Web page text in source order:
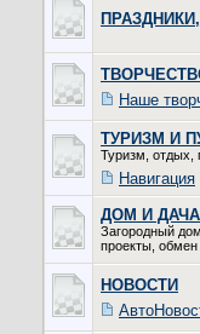
Наше
ТУРИЗМ И
Туризм, отдых,
Навигация
ДОМ И
Загородный
проекты, обмен
НОВОСТИ